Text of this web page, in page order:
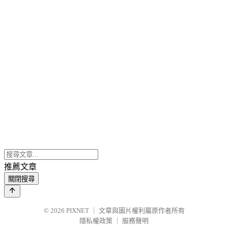
推薦文章
關閉搜尋
© 2026 PIXNET
文章與圖片權利屬原作者所有
隱私權政策
服務聲明